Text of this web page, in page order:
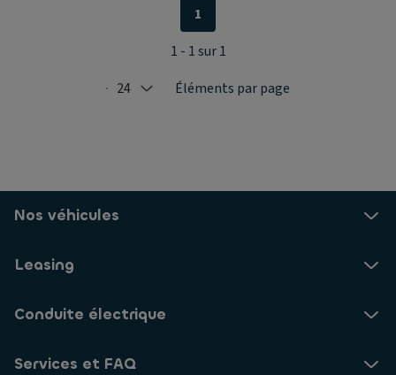
Selected: 24
24 Éléments par page
1
1 - 1 sur 1
Nos véhicules
Leasing
Conduite électrique
Services et FAQ